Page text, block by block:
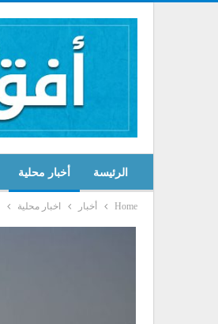
الرئيسة أخبار محلية
Home أخبار اخبار محلية